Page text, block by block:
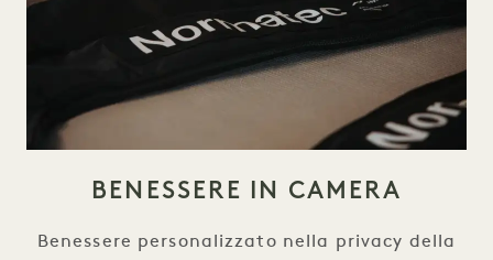
BENESSERE IN CAMERA
Benessere personalizzato nella privacy della